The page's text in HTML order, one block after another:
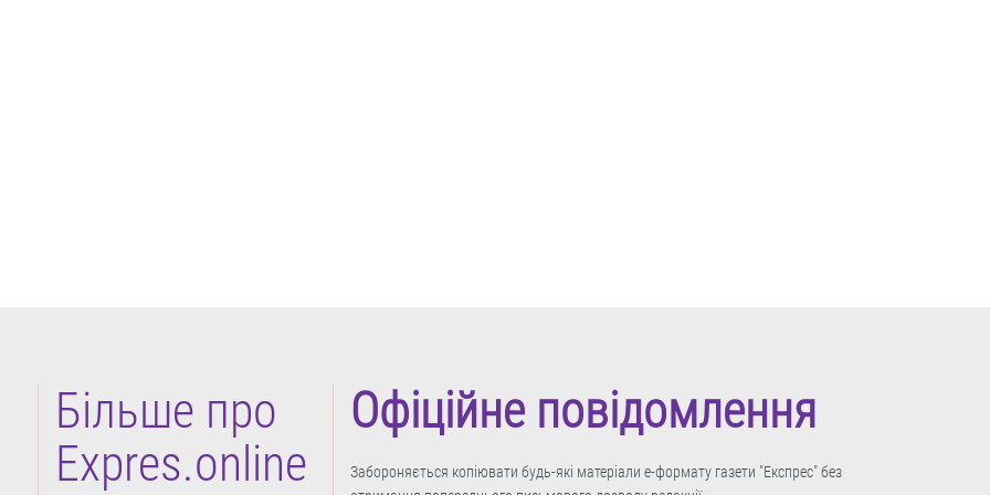
Більше про
Expres.online
Офіційне повідомлення
Забороняється копіювати будь-які матеріали е-формату газети "Експрес" без